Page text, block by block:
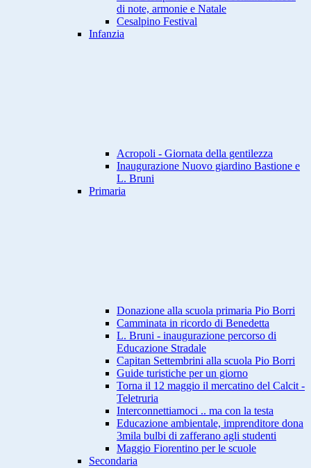
di note, armonie e Natale
Cesalpino Festival
Infanzia
Acropoli - Giornata della gentilezza
Inaugurazione Nuovo giardino Bastione e
L. Bruni
Primaria
Donazione alla scuola primaria Pio Borri
Camminata in ricordo di Benedetta
L. Bruni - inaugurazione percorso di
Educazione Stradale
Capitan Settembrini alla scuola Pio Borri
Guide turistiche per un giorno
Torna il 12 maggio il mercatino del Calcit -
Teletruria
Interconnettiamoci .. ma con la testa
Educazione ambientale, imprenditore dona
3mila bulbi di zafferano agli studenti
Maggio Fiorentino per le scuole
Secondaria